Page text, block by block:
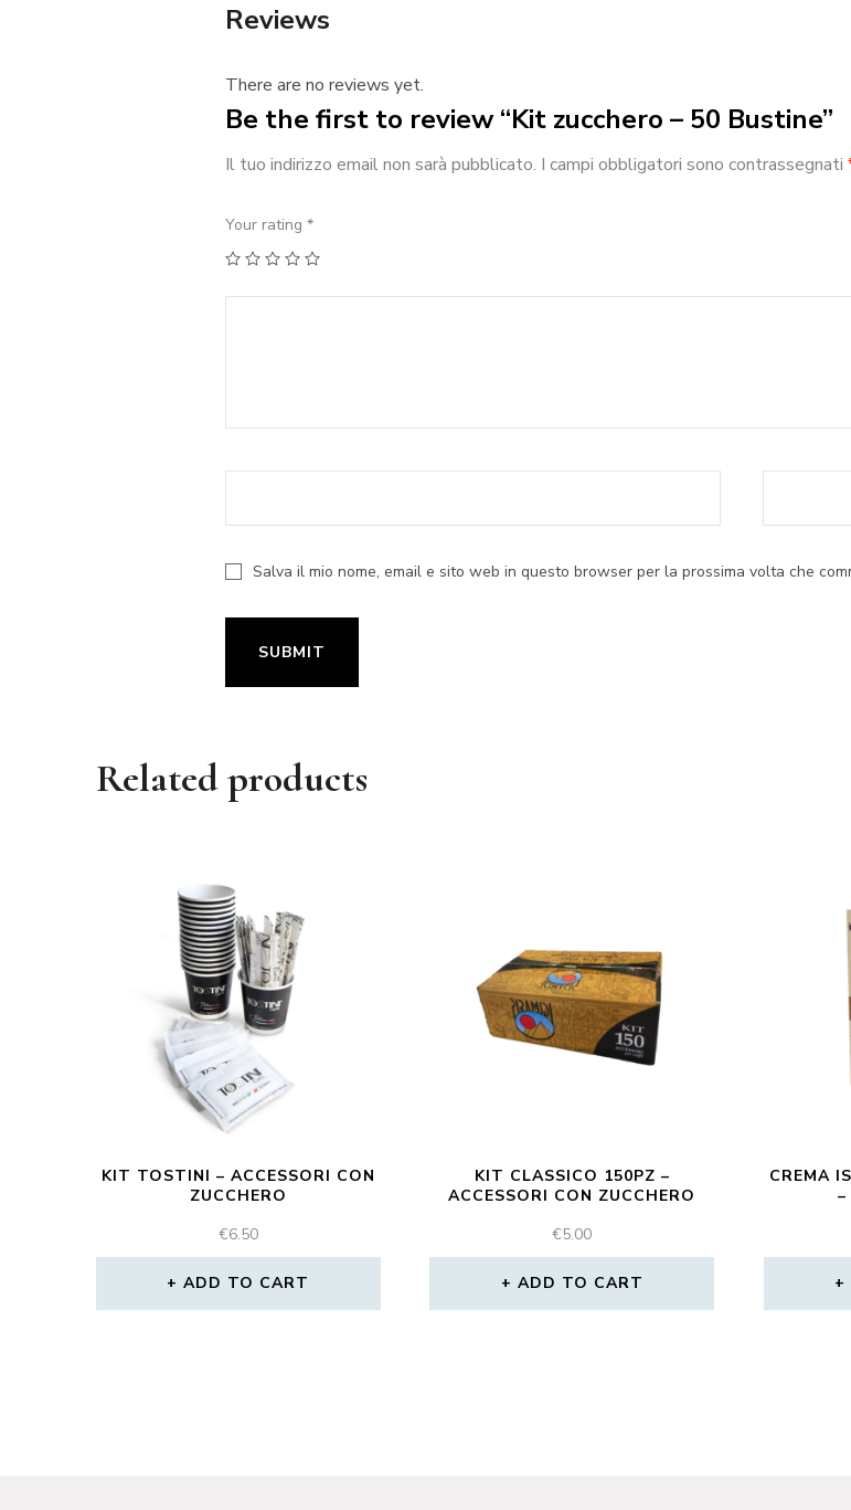
Reviews
There are no reviews yet.
Be the first to review “Kit zucchero – 50 Bustine”
Il tuo indirizzo email non sarà pubblicato. I campi obbligatori sono contrassegnati
Your rating *
1 2 3 4
Salva il mio nome, email e sito web in questo browser per la prossima volta che
Related products
KIT TOSTINI – ACCESSORI CON
ZUCCHERO
€6.50
ADD TO CART
KIT CLASSICO 150PZ –
ACCESSORI CON ZUCCHERO
€5.00
ADD TO CART
CREMA
–